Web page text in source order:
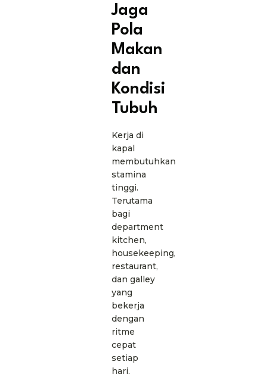
Jaga
Pola
Makan
dan
Kondisi
Tubuh
Kerja di
kapal
membutuhkan
stamina
tinggi.
Terutama
bagi
department
kitchen,
housekeeping,
restaurant,
dan galley
yang
bekerja
dengan
ritme
cepat
setiap
hari.